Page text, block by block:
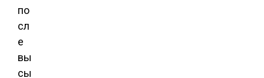
по
сл
е
вы
сы